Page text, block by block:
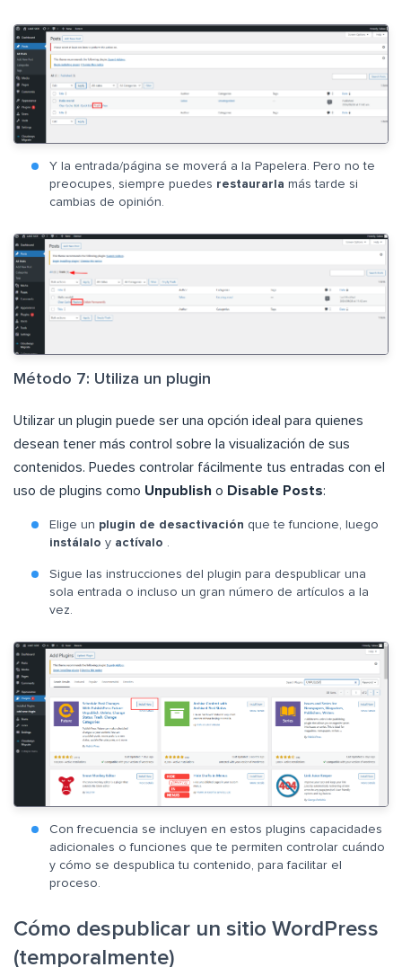
Y la entrada/página se moverá a la Papelera. Pero no te
preocupes, siempre puedes restaurarla más tarde si
cambias de opinión.
Método 7: Utiliza un plugin
Utilizar un plugin puede ser una opción ideal para quienes
desean tener más control sobre la visualización de sus
contenidos. Puedes controlar fácilmente tus entradas con el
uso de plugins como Unpublish o Disable Posts:
Elige un plugin de desactivación que te funcione, luego
instálalo y actívalo .
Sigue las instrucciones del plugin para despublicar una
sola entrada o incluso un gran número de artículos a la
vez.
Con frecuencia se incluyen en estos plugins capacidades
adicionales o funciones que te permiten controlar cuándo
y cómo se despublica tu contenido, para facilitar el
proceso.
Cómo despublicar un sitio WordPress
(temporalmente)